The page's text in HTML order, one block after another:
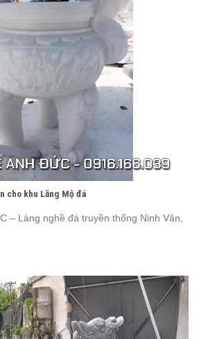
cho khu Lăng Mộ đá
– Làng nghề đá truyền thống Ninh Vân,